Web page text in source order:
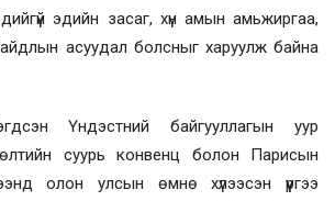
эдийн засаг, хүн амын амьжиргаа,
асуудал болсныг харуулж байна
Үндэстний байгууллагын уур
суурь конвенц болон Парисын
олон улсын өмнө хүлээсэн үүргээ